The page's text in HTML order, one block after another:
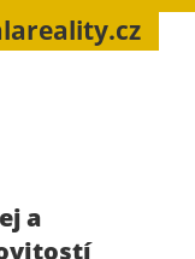
a